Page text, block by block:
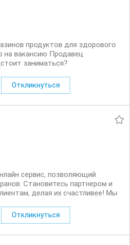
продуктов для здорового
на вакансию Продавец
заниматься?
в прикассовой зоне.
и сроки...
Откликнуться
сервис, позволяющий
Становитесь партнером и
делая их счастливее! Мы
Яндекс.Еда. Условия:
через две недели,...
Откликнуться